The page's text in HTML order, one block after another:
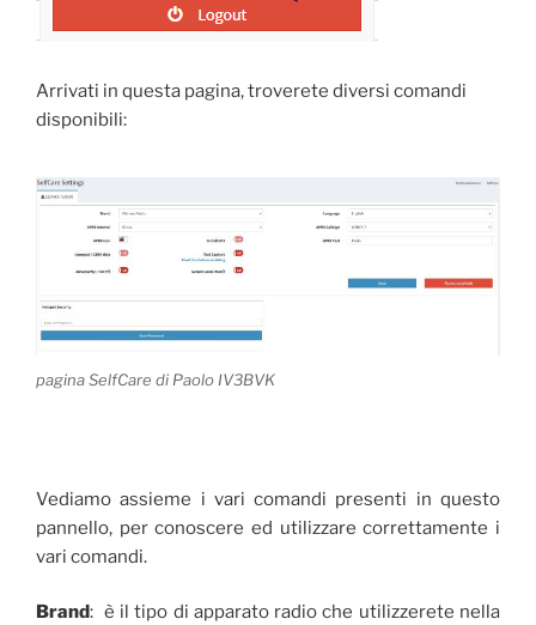
Arrivati in questa pagina, troverete diversi comandi
disponibili:
pagina SelfCare di Paolo IV3BVK
Vediamo assieme i vari comandi presenti in questo
pannello, per conoscere ed utilizzare correttamente i
vari comandi.
Brand: è il tipo di apparato radio che utilizzerete nella